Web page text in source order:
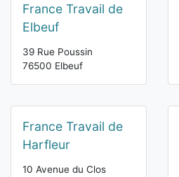
France Travail de
Elbeuf
39 Rue Poussin
76500 Elbeuf
France Travail de
Harfleur
10 Avenue du Clos